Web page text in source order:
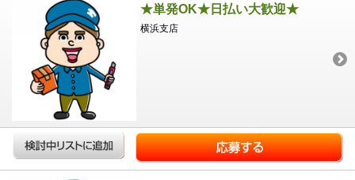
★単発OK★日払い大歓迎★
横浜支店